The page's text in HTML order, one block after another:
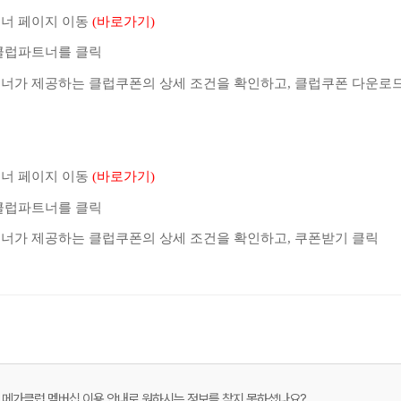
페이지 이동 (바로가기)
파트너를 클릭
가 제공하는 클럽쿠폰의 상세 조건을 확인하고, 클럽쿠폰 다운로
페이지 이동 (바로가기)
파트너를 클릭
가 제공하는 클럽쿠폰의 상세 조건을 확인하고, 쿠폰받기 클릭